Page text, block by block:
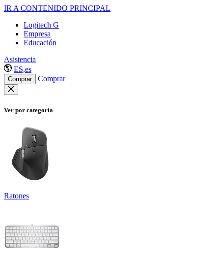
IR A CONTENIDO PRINCIPAL
Logitech G
Empresa
Educación
Asistencia
ES,es
Comprar Comprar
Ver por categoría
Ratones